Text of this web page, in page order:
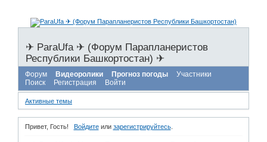
✈ ParaUfa ✈ (Форум Парапланеристов
Республики Башкортостан) ✈
Форум Видеоролики Прогноз погоды
Участники
Поиск
Регистрация Войти
Активные темы
Привет, Гость! Войдитеили зарегистрируйтесь.